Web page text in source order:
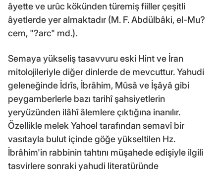
âyette ve urûc kökünden türemiş fiiller çeşitli
âyetlerde yer almaktadır (M. F. Abdülbâki, el-Mu?
cem, "?arc" md.).
Semaya yükseliş tasavvuru eski Hint ve İran
mitolojileriyle diğer dinlerde de mevcuttur. Yahudi
geleneğinde İdrîs, İbrâhim, Mûsâ ve İşâyâ gibi
peygamberlerle bazı tarihî şahsiyetlerin
yeryüzünden ilâhî âlemlere çıktığına inanılır.
Özellikle melek Yahoel tarafından semavî bir
vasıtayla bulut içinde göğe yükseltilen Hz.
İbrâhim'in rabbinin tahtını müşahede edişiyle ilgili
tasvirlere sonraki yahudi literatüründe